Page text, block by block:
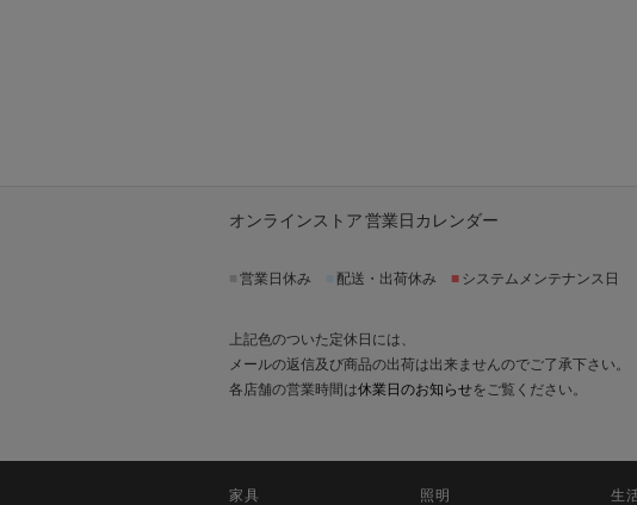
オンラインストア 営業日カレンダー
営業日休み 配送・出荷休み ■ システムメンテナンス日
上記色のついた定休日には、
メールの返信及び商品の出荷は出来ませんのでご了承下さい。
各店舗の営業時間は休業日のお知らせをご覧ください。
家具 照明 生